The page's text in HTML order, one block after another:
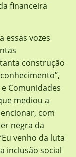
financeira
essas vozes
construção
Comunidades
mediou a
com
negra da
venho da luta
inclusão social